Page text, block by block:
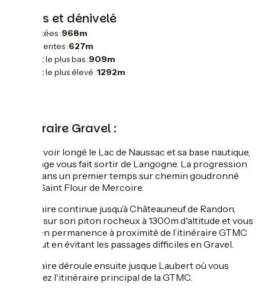
Pentes et dénivelé
Montées :968m
Descentes :627m
Point le plus bas :909m
Point le plus élevé :1292m
L'itinéraire Gravel :
Après avoir longé le Lac de Naussac et sa base nautique,
le balisage vous fait sortir de Langogne. La progression
se fait dans un premier temps sur chemin goudronné
jusqu’à Saint Flour de Mercoire.
L’itinéraire continue jusqu’à Châteauneuf de Randon,
perché sur son piton rocheux à 1300m d'altitude et vous
restez en permanence à proximité de l’itinéraire GTMC
VTT tout en évitant les passages difficiles en Gravel.
L'itinéraire déroule ensuite jusque Laubert où vous
retrouvez l'itinéraire principal de la GTMC.